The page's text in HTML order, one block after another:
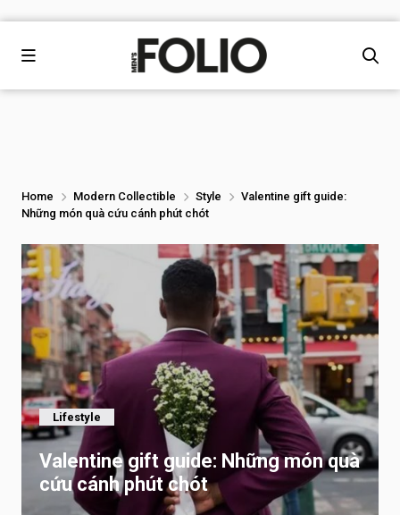
Home Modern Collectible Style
Valentine gift guide:
Những món quà cứu cánh phút chót
Lifestyle
Valentine gift guide: Những món quà
cứu cánh phút chót